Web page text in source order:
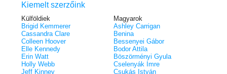
Kiemelt szerzőink
Külföldiek
Brigid Kemmerer
Cassandra Clare
Colleen Hoover
Elle Kennedy
Erin Watt
Holly Webb
Jeff Kinney
Magyarok
Ashley Carrigan
Benina
Bessenyei Gábor
Bodor Attila
Böszörményi Gyula
Cselenyák Imre
Csukás István